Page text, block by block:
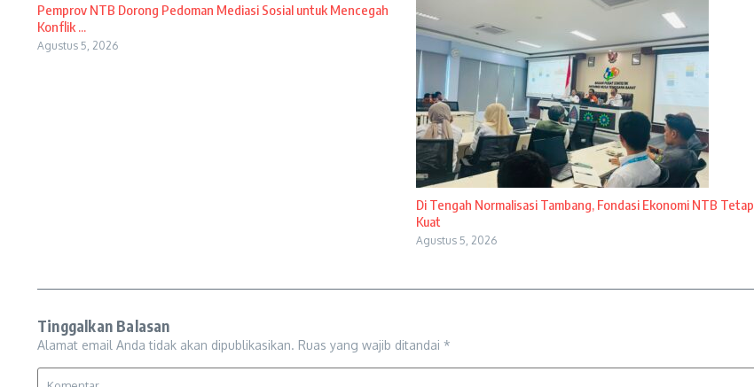
Pemprov NTB Dorong Pedoman Mediasi Sosial untuk Mencegah
Konflik ...
Agustus 5, 2026
Di Tengah Normalisasi Tambang, Fondasi Ekonomi NTB Tetap
Kuat
Agustus 5, 2026
Tinggalkan Balasan
Alamat email Anda tidak akan dipublikasikan. Ruas yang wajib ditandai *